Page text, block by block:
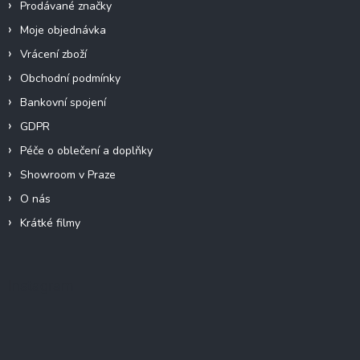
Prodávané značky
Moje objednávka
Vrácení zboží
Obchodní podmínky
Bankovní spojení
GDPR
Péče o oblečení a doplňky
Showroom v Praze
O nás
Krátké filmy